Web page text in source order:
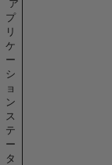
ア
プ
リ
ケ
ー
シ
ョ
ン
ス
テ
ー
タ